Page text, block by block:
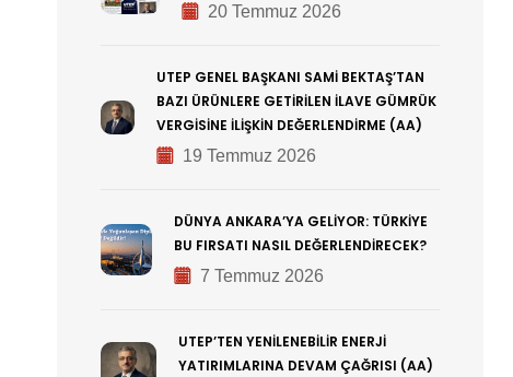
20 Temmuz 2026
UTEP GENEL BAŞKANI SAMİ BEKTAŞ’TAN
BAZI ÜRÜNLERE GETİRİLEN İLAVE GÜMRÜK
VERGİSİNE İLİŞKİN DEĞERLENDİRME (AA)
19 Temmuz 2026
DÜNYA ANKARA’YA GELİYOR: TÜRKİYE
BU FIRSATI NASIL DEĞERLENDİRECEK?
7 Temmuz 2026
UTEP’TEN YENİLENEBİLİR ENERJİ
YATIRIMLARINA DEVAM ÇAĞRISI (AA)